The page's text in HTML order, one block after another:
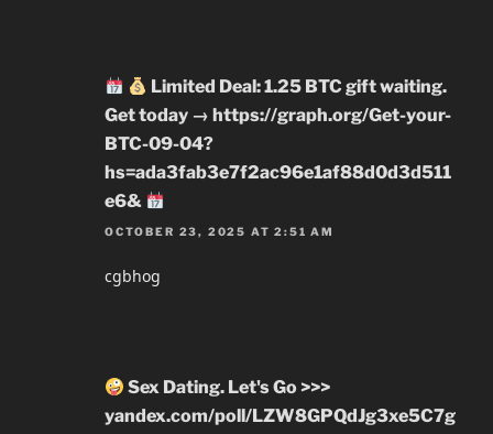
Limited Deal: 1.25 BTC gift waiting.
Get today → https://graph.org/Get-your-
BTC-09-04?
hs=ada3fab3e7f2ac96e1af88d0d3d511
e6&
OCTOBER 23, 2025 AT 2:51 AM
cgbhog
Sex Dating. Let's Go >>>
yandex.com/poll/LZW8GPQdJg3xe5C7g